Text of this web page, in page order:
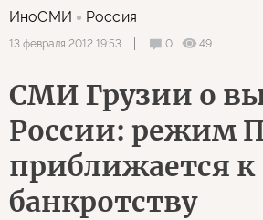
ИноСМИ Россия
13 февраля 2012 19:53 0 49
СМИ Грузии о
России: режим
приближается к
банкротству